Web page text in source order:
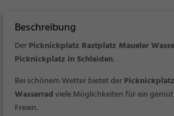
Beschreibung
DerPicknickplatz Rastplatz Maueler
Picknickplatz in Schleiden.
Bei schönem Wetter bietet der
Wasserradviele Möglichkeiten für ein
Freien.